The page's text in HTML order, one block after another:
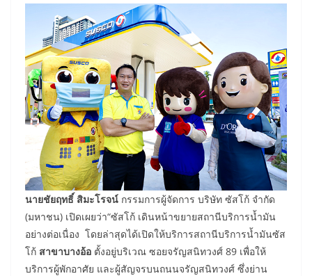
นายชัยฤทธิ์ สิมะโรจน์ กรรมการผู้จัดการ บริษัท ซัสโก้ จำกัด
(มหาชน) เปิดเผยว่า“ซัสโก้ เดินหน้าขยายสถานีบริการน้ำมัน
อย่างต่อเนื่อง โดยล่าสุดได้เปิดให้บริการสถานีบริการน้ำมันซัส
โก้ สาขาบางอ้อ ตั้งอยู่บริเวณ ซอยจรัญสนิทวงศ์ 89 เพื่อให้
บริการผู้พักอาศัย และผู้สัญจรบนถนนจรัญสนิทวงศ์ ซึ่งย่าน